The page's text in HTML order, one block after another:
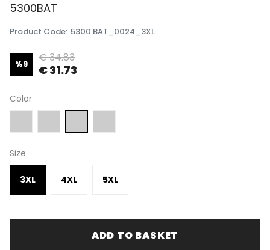
5300BAT
Product Code: 5300 BAT_0024_3XL
%9 € 34.83
€ 31.73
Color
Size
3XL 4XL 5XL
ADD TO BASKET